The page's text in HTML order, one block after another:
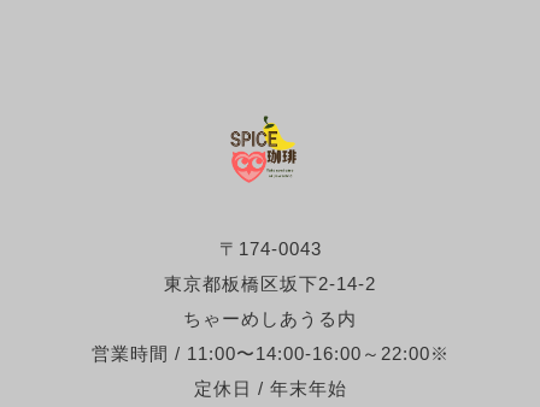
〒174-0043
東京都板橋区坂下2-14-2
ちゃーめしあうる内
営業時間 / 11:00〜14:00-16:00～22:00※
定休日 / 年末年始